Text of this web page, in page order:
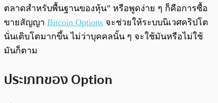
ตลาดสำหรับพื้นฐานของหุ้น” หรือพูดง่าย ๆ ก็คือการซื้อ
ขายสัญญา Bitcoin Options จะช่วยให้ระบบนิเวศคริปโต
นั่นเติบโตมากขึ้น ไม่ว่าบุคคลนั้น ๆ จะใช้มันหรือไม่ใช้
มันก็ตาม
ประเภทของ Option